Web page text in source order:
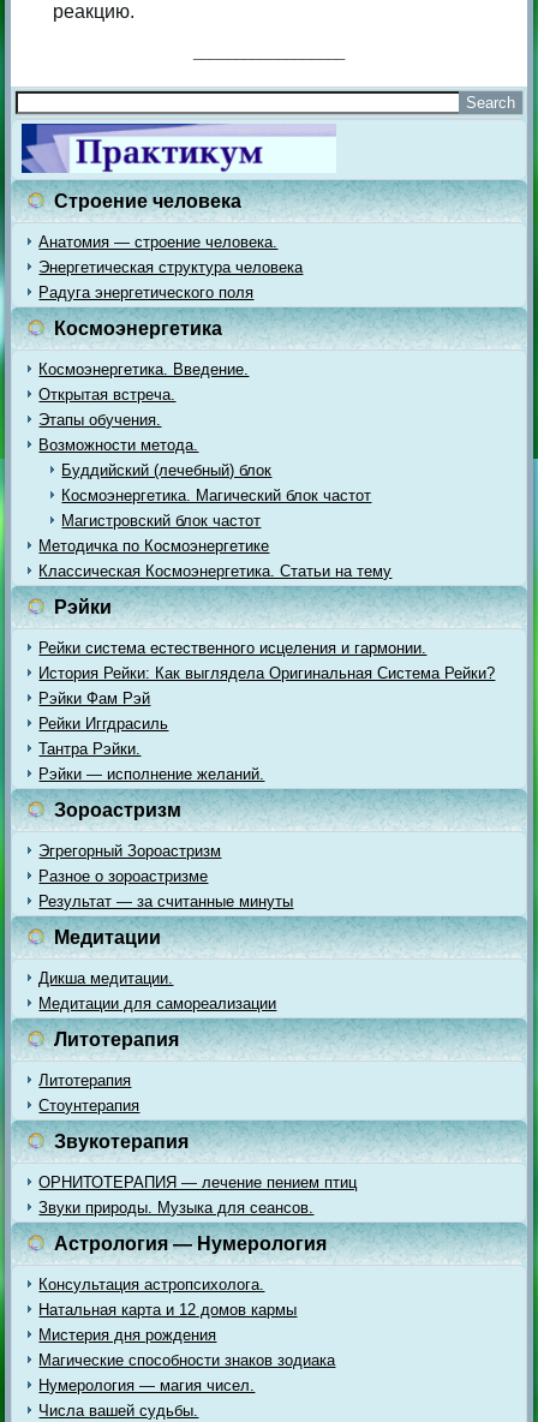
реакцию.
Строение человека
Анатомия — строение человека.
Энергетическая структура человека
Радуга энергетического поля
Космоэнергетика
Космоэнергетика. Введение.
Открытая встреча.
Этапы обучения.
Возможности метода.
Буддийский (лечебный) блок
Космоэнергетика. Магический блок частот
Магистровский блок частот
Методичка по Космоэнергетике
Классическая Космоэнергетика. Статьи на тему
Рэйки
Рейки система естественного исцеления и гармонии.
История Рейки: Как выглядела Оригинальная Система Рейки?
Рэйки Фам Рэй
Рейки Иггдрасиль
Тантра Рэйки.
Рэйки — исполнение желаний.
Зороастризм
Эгрегорный Зороастризм
Разное о зороастризме
Результат — за считанные минуты
Медитации
Дикша медитации.
Медитации для самореализации
Литотерапия
Литотерапия
Стоунтерапия
Звукотерапия
ОРНИТОТЕРАПИЯ — лечение пением птиц
Звуки природы. Музыка для сеансов.
Астрология — Нумерология
Консультация астропсихолога.
Натальная карта и 12 домов кармы
Мистерия дня рождения
Магические способности знаков зодиака
Нумерология — магия чисел.
Числа вашей судьбы.